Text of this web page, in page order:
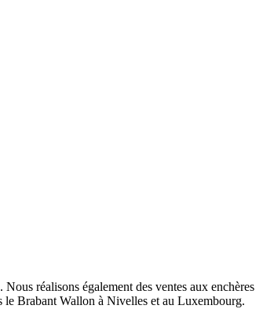
Nous réalisons également des ventes aux enchères
le Brabant Wallon à Nivelles et au Luxembourg.